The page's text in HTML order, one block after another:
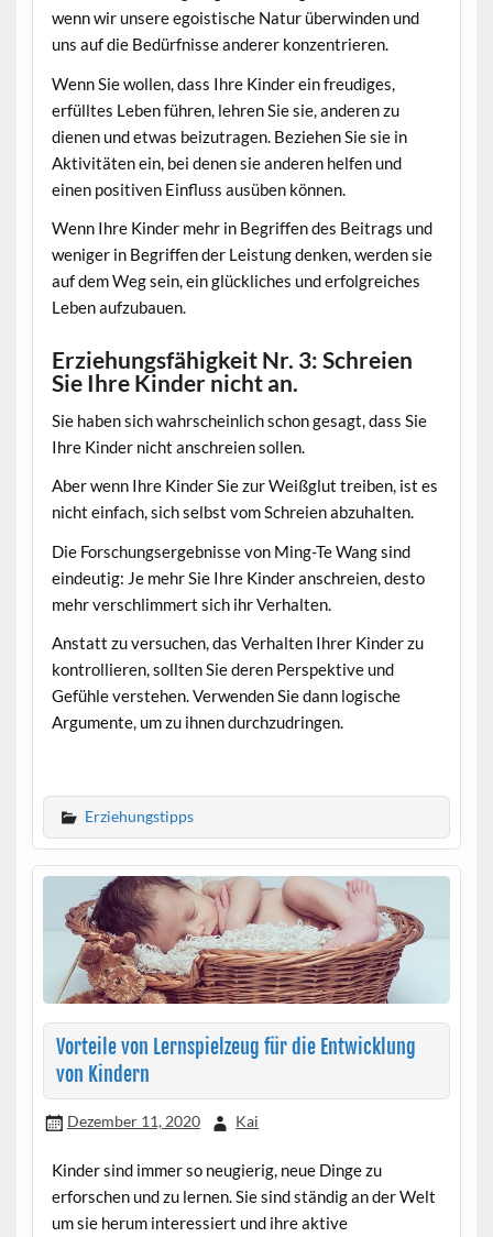
wenn wir unsere egoistische Natur überwinden und
uns auf die Bedürfnisse anderer konzentrieren.
Wenn Sie wollen, dass Ihre Kinder ein freudiges,
erfülltes Leben führen, lehren Sie sie, anderen zu
dienen und etwas beizutragen. Beziehen Sie sie in
Aktivitäten ein, bei denen sie anderen helfen und
einen positiven Einfluss ausüben können.
Wenn Ihre Kinder mehr in Begriffen des Beitrags und
weniger in Begriffen der Leistung denken, werden sie
auf dem Weg sein, ein glückliches und erfolgreiches
Leben aufzubauen.
Erziehungsfähigkeit Nr. 3: Schreien
Sie Ihre Kinder nicht an.
Sie haben sich wahrscheinlich schon gesagt, dass Sie
Ihre Kinder nicht anschreien sollen.
Aber wenn Ihre Kinder Sie zur Weißglut treiben, ist es
nicht einfach, sich selbst vom Schreien abzuhalten.
Die Forschungsergebnisse von Ming-Te Wang sind
eindeutig: Je mehr Sie Ihre Kinder anschreien, desto
mehr verschlimmert sich ihr Verhalten.
Anstatt zu versuchen, das Verhalten Ihrer Kinder zu
kontrollieren, sollten Sie deren Perspektive und
Gefühle verstehen. Verwenden Sie dann logische
Argumente, um zu ihnen durchzudringen.
Erziehungstipps
Vorteile von Lernspielzeug für die Entwicklung
von Kindern
Dezember 11, 2020 Kai
Kinder sind immer so neugierig, neue Dinge zu
erforschen und zu lernen. Sie sind ständig an der Welt
um sie herum interessiert und ihre aktive